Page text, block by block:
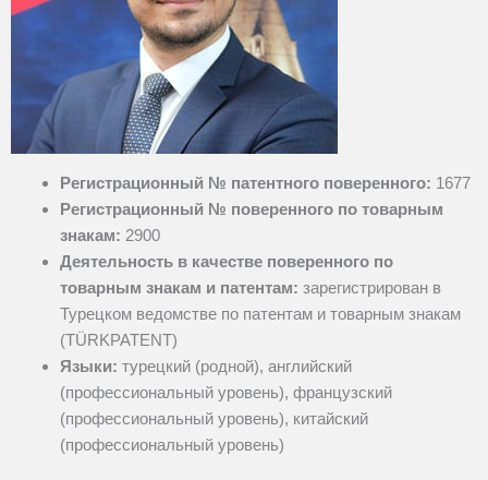
Регистрационный № патентного поверенного: 1677
Регистрационный № поверенного по товарным
знакам: 2900
Деятельность в качестве поверенного по
товарным знакам и патентам: зарегистрирован в
Турецком ведомстве по патентам и товарным знакам
(TÜRKPATENT)
Языки: турецкий (родной), английский
(профессиональный уровень), французский
(профессиональный уровень), китайский
(профессиональный уровень)